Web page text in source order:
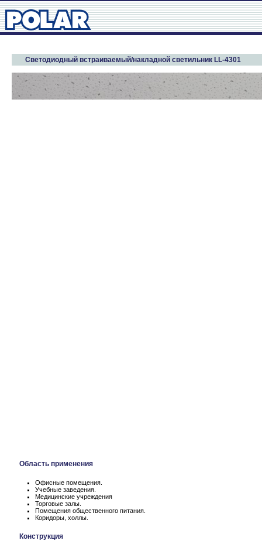
Светодиодный встраиваемый/накладной светильник LL-4301
Область применения
Офисные помещения.
Учебные заведения.
Медицинские учреждения
Торговые залы.
Помещения общественного питания.
Коридоры, холлы.
Конструкция